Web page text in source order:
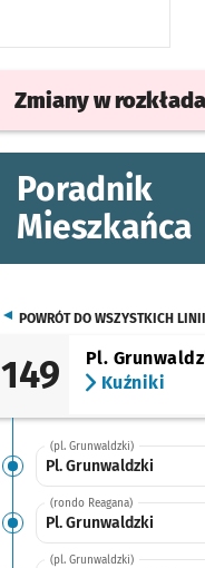
Zmiany w
Poradnik
Mieszkańca
POWRÓT DO WSZYSTKICH LINII
149
Pl.
Kuźniki
(pl. Grunwaldzki)
Pl. Grunwaldzki
(rondo Reagana)
Pl. Grunwaldzki
(pl. Grunwaldzki)